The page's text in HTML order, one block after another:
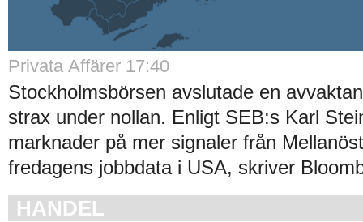
Privata Affärer 17:40
Stockholmsbörsen avslutade en
strax under nollan. Enligt SEB:s Karl
marknader på mer signaler från
fredagens jobbdata i USA, skriver
HANDEL